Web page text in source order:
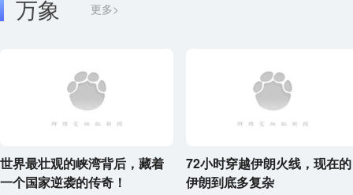
更多>
万象
世界最壮观的峡湾背后，藏着
一个国家逆袭的传奇！
72小时穿越伊朗火线，现在的
伊朗到底多复杂